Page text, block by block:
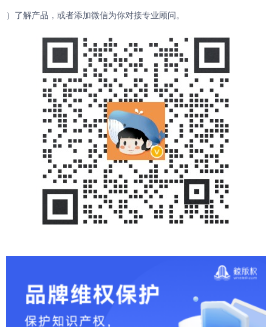
）了解产品，或者添加微信为你对接专业顾问。